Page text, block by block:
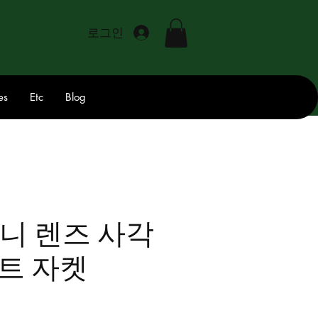
로그인
Etc Blog
렌즈 사각
자켓